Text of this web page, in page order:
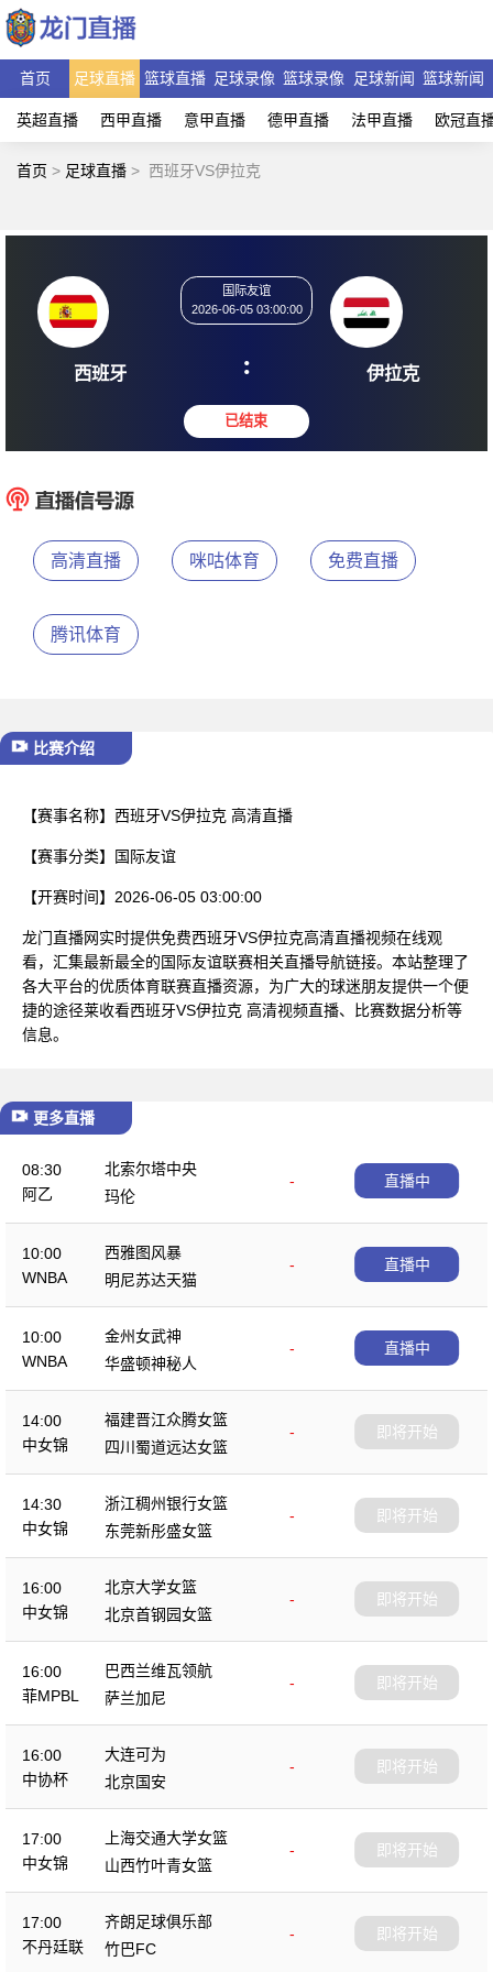
首页 足球直播 篮球直播 足球录像 篮球录像 足球新闻 篮球新闻
英超直播 西甲直播 意甲直播 德甲直播 法甲直播 欧冠直
首页 > 足球直播 > 西班牙VS伊拉克
西班牙
2026-06-05 03:00:00
: 伊
高清直播 咪咕体育 免费直播
腾讯体育
比赛介绍
【赛事名称】 西班牙VS伊拉克 高清直播
【赛事分类】 国际友谊
【开赛时间】 2026-06-05 03:00:00
龙门直播网实时提供免费西班牙VS伊拉克高清直播视频在线观
看，汇集最新最全的国际友谊联赛相关直播导航链接。本站整理了
各大平台的优质体育联赛直播资源，为广大的球迷朋友提供一个便
捷的途径莱收看西班牙VS伊拉克 高清视频直播、比赛数据分析等
信息。
更多直播
08:30
阿乙
北索尔塔中央
-
玛伦
直播中
10:00
WNBA
西雅图风暴
-
明尼苏达天猫
直播中
10:00
WNBA
金州女武神
-
华盛顿神秘人
直播中
14:00
中女锦
福建晋江众腾女篮
-
四川蜀道远达女篮
即将开始
14:30
中女锦
浙江稠州银行女篮
-
东莞新彤盛女篮
即将开始
16:00
中女锦
北京大学女篮
-
北京首钢园女篮
即将开始
16:00
菲MPBL
巴西兰维瓦领航
-
萨兰加尼
即将开始
16:00
中协杯
大连可为
-
北京国安
即将开始
17:00
中女锦
上海交通大学女篮
-
山西竹叶青女篮
即将开始
17:00
不丹廷联
齐朗足球俱乐部
-
竹巴FC
即将开始